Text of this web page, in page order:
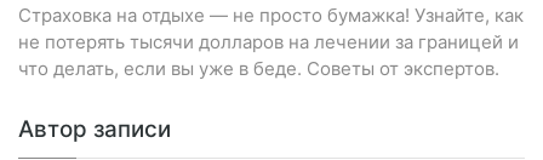
Страховка на отдыхе — не просто бумажка! Узнайте, как
не потерять тысячи долларов на лечении за границей и
что делать, если вы уже в беде. Советы от экспертов.
Автор записи